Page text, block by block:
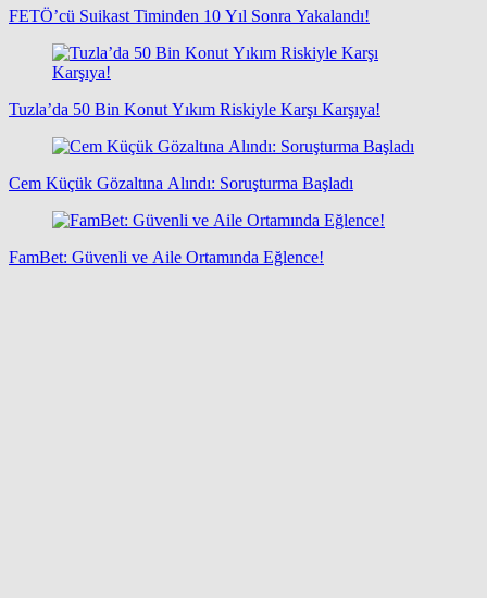
FETÖ’cü Suikast Timinden 10 Yıl Sonra Yakalandı!
Tuzla’da 50 Bin Konut Yıkım Riskiyle Karşı Karşıya!
Cem Küçük Gözaltına Alındı: Soruşturma Başladı
FamBet: Güvenli ve Aile Ortamında Eğlence!